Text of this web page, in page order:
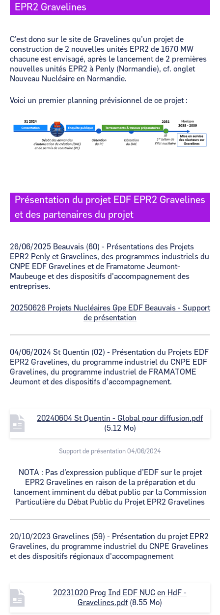
EPR2 Gravelines
C’est donc sur le site de Gravelines qu’un projet de
construction de 2 nouvelles unités EPR2 de 1670 MW
chacune est envisagé, après le lancement de 2 premières
nouvelles unités EPR2 à Penly (Normandie), cf. onglet
Nouveau Nucléaire en Normandie.
Voici un premier planning prévisionnel de ce projet :
Image
Présentation du projet EDF EPR2 Gravelines
et des partenaires du projet
26/06/2025 Beauvais (60) - Présentations des Projets
EPR2 Penly et Gravelines, des programmes industriels du
CNPE EDF Gravelines et de Framatome Jeumont-
Maubeuge et des dispositifs d'accompagnement des
entreprises.
20250626 Projets Nucléaires Gpe EDF Beauvais - Support
de présentation
04/06/2024 St Quentin (02) - Présentation du Projets EDF
EPR2 Gravelines, du programme industriel du CNPE EDF
Gravelines, du programme industriel de FRAMATOME
Jeumont et des dispositifs d'accompagnement.
F20240604 St Quentin - Global pour diffusion.pdf
(5.12 Mo)
Support de présentation 04/06/2024
NOTA : Pas d’expression publique d’EDF sur le projet
EPR2 Gravelines en raison de la préparation et du
lancement imminent du débat public par la Commission
Particulière du Débat Public du Projet EPR2 Gravelines
20/10/2023 Gravelines (59) - Présentation du projet EPR2
Gravelines, du programme industriel du CNPE Gravelines
et des dispositifs régionaux d'accompagnement
20231020 Prog Ind EDF NUC en HdF -
Gravelines.pdf (8.55 Mo)